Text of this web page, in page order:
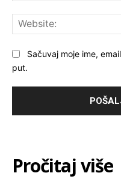
Sačuvaj moje ime,
put.
Pročitaj više